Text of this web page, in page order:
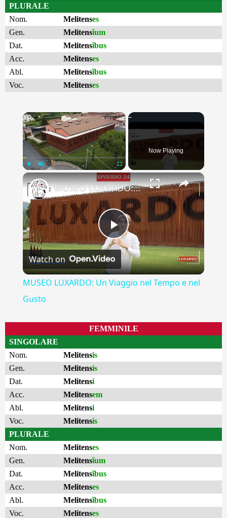
PLURALE
Nom.
Melitenses
Gen.
Melitensĭum
Dat.
Melitensĭbus
Acc.
Melitenses
Abl.
Melitensĭbus
Voc.
Melitenses
×
Fullscreen
Now Playing
×
Play
Video
MUSEO LUXARDO: Un Viaggio nel Tempo e nel Gusto
Watch on
MUSEO LUXARDO: Un Viaggio nel Tempo e nel
Gusto
FEMMINILE
SINGOLARE
Nom.
Melitensis
Gen.
Melitensis
Dat.
Melitensi
Acc.
Melitensem
Abl.
Melitensi
Voc.
Melitensis
PLURALE
Nom.
Melitenses
Gen.
Melitensĭum
Dat.
Melitensĭbus
Acc.
Melitenses
Abl.
Melitensĭbus
Voc.
Melitenses